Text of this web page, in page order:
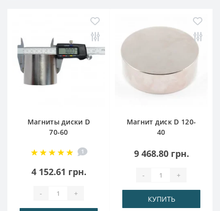
Магниты диски D
70-60
1
4 152.61 грн.
- +
Магнит диск D 120-
40
9 468.80 грн.
- +
КУПИТЬ